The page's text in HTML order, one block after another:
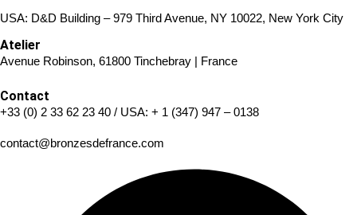
USA: D&D Building – 979 Third Avenue, NY 10022, New York City
Atelier
Avenue Robinson, 61800 Tinchebray | France
Contact
+33 (0) 2 33 62 23 40 / USA: + 1 (347) 947 – 0138
contact@bronzesdefrance.com